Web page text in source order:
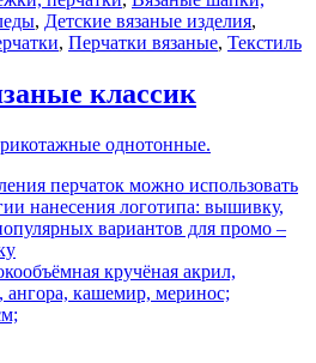
, Детские вязаные изделия,
, Перчатки вязаные, Текстиль
классик
однотонные.
перчаток можно использовать
нанесения логотипа: вышивку,
вариантов для промо –
кручёная акрил,
ангора, кашемир, меринос;